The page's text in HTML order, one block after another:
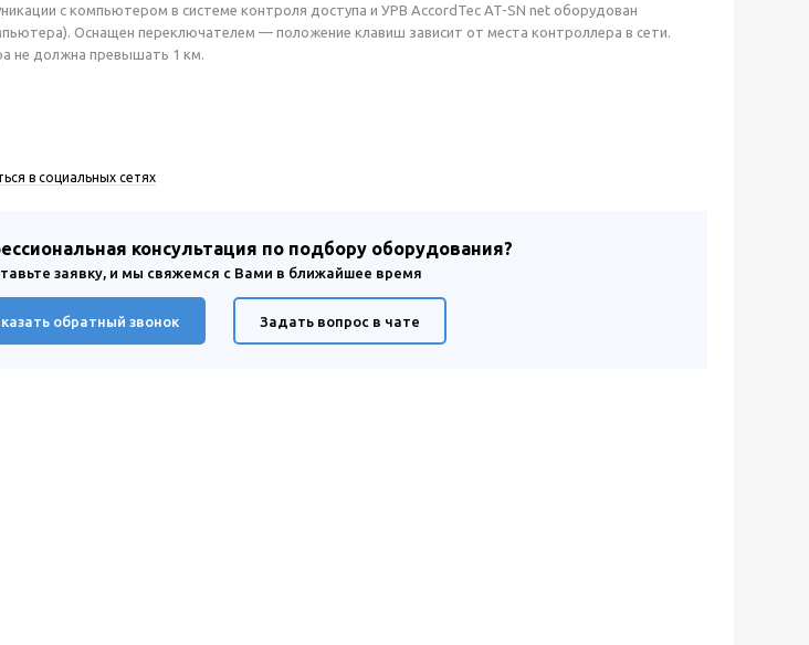
с компьютером в системе контроля доступа и УРВ AccordTec AT-SN net оборудован
Оснащен переключателем — положение клавиш зависит от места контроллера в сети.
не должна превышать 1 км.
в социальных сетях
консультация по подбору оборудования?
заявку, и мы свяжемся с Вами в ближайшее время
обратный звонок Задать вопрос в чате